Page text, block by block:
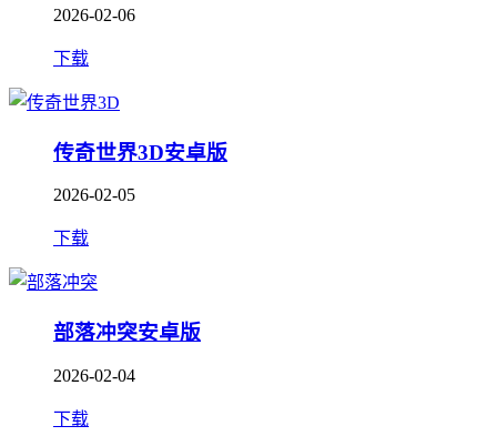
2026-02-06
下载
传奇世界3D安卓版
2026-02-05
下载
部落冲突安卓版
2026-02-04
下载